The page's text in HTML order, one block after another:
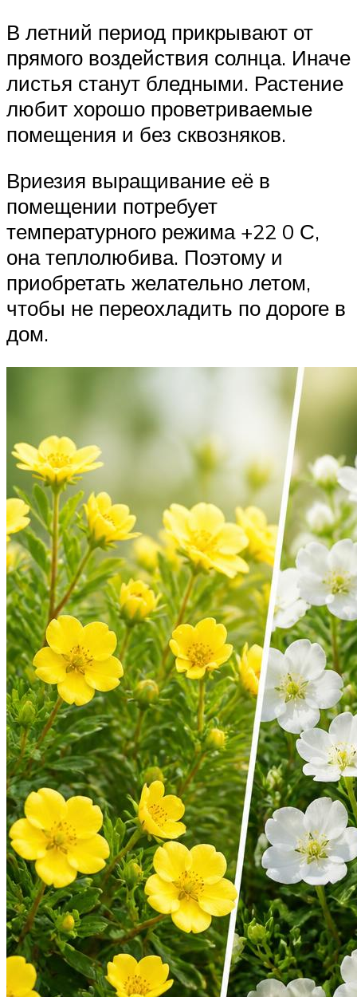
В летний период прикрывают от
прямого воздействия солнца. Иначе
листья станут бледными. Растение
любит хорошо проветриваемые
помещения и без сквозняков.
Вриезия выращивание её в
помещении потребует
температурного режима +22 0 С,
она теплолюбива. Поэтому и
приобретать желательно летом,
чтобы не переохладить по дороге в
дом.